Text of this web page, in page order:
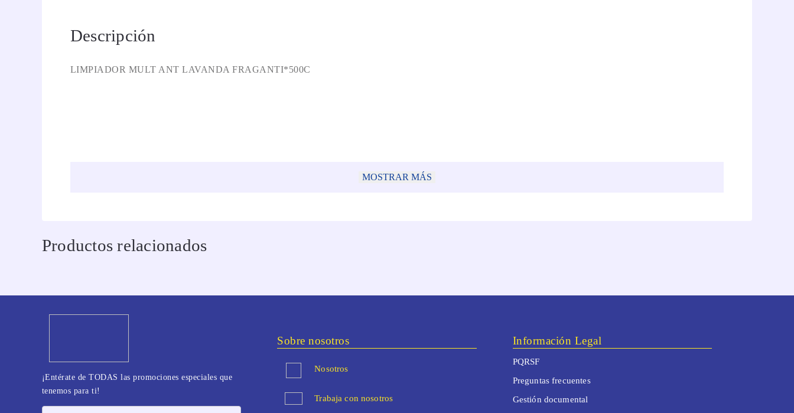
Descripción
LIMPIADOR MULT ANT LAVANDA FRAGANTI*500C
MOSTRAR MÁS
Productos relacionados
¡Entérate de TODAS las promociones especiales que
tenemos para ti!
Sobre nosotros
Nosotros
Trabaja con nosotros
Información Legal
PQRSF
Preguntas frecuentes
Gestión documental